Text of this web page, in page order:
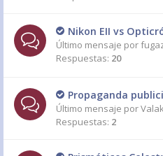
Nikon EII vs
Último mensaje por
Respuestas: 20
Propaganda
Último mensaje por
Respuestas: 2